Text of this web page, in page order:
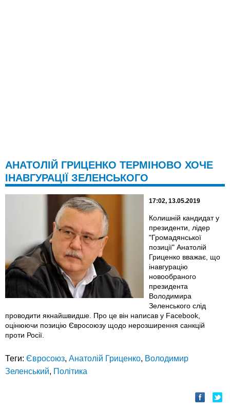
АНАТОЛІЙ ГРИЦЕНКО ТЕРМІНОВО ХОЧЕ
ІНАВГУРАЦІЇ ЗЕЛЕНСЬКОГО
17:02, 13.05.2019
Колишній кандидат у
президенти, лідер
"Громадянської
позиції" Анатолій
Гриценко вважає, що
інавгурацію
новообраного
президента
Володимира
Зеленського слід
проводити якнайшвидше. Про це він написав у Facebook,
оцінюючи позицію Євросоюзу щодо нерозширення санкцій
проти Росії.
Теги: Євросоюз, Анатолій Гриценко, Володимир
Зеленський, Політика